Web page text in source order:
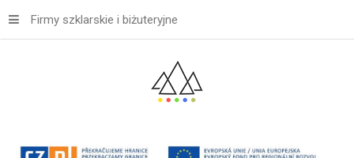
Firmy szklarskie i biżuteryjne